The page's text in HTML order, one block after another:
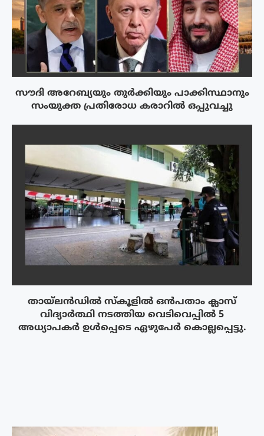
സൗദി അറേബ്യയും തുർക്കിയും പാക്കിസ്ഥാനും
സംയുക്ത പ്രതിരോധ കരാറിൽ ഒപ്പുവച്ചു
തായ്‌ലൻഡിൽ സ്കൂളിൽ ഒൻപതാം ക്ലാസ്
വിദ്യാർത്ഥി നടത്തിയ വെടിവെപ്പിൽ 5
അധ്യാപകർ ഉൾപ്പെടെ ഏഴുപേർ കൊല്ലപ്പെട്ടു.